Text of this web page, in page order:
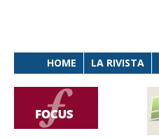
HOME LA RIVISTA